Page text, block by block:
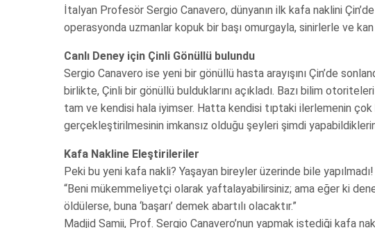
İtalyan Profesör Sergio Canavero, dünyanın ilk kafa naklini
operasyonda uzmanlar kopuk bir başı omurgayla, sinirlerle ve
Canlı Deney için Çinli Gönüllü bulundu
Sergio Canavero ise yeni bir gönüllü hasta arayışını Çin’de
birlikte, Çinli bir gönüllü bulduklarını açıkladı. Bazı bilim
tam ve kendisi hala iyimser. Hatta kendisi tıptaki ilerlemenin çok
gerçekleştirilmesinin imkansız olduğu şeyleri şimdi
Kafa Nakline Eleştirileriler
Peki bu yeni kafa nakli? Yaşayan bireyler üzerinde bile
“Beni mükemmeliyetçi olarak yaftalayabilirsiniz; ama eğer ki
öldülerse, buna ‘başarı’ demek abartılı olacaktır.”
Madjid Samii, Prof. Sergio Canavero’nun yapmak istediği kafa